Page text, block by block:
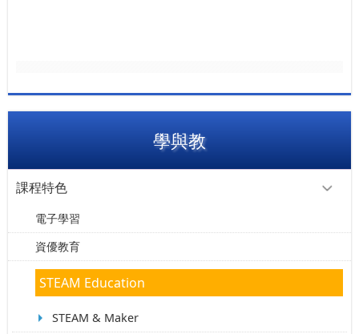
學與教
課程特色
電子學習
資優教育
STEAM Education
STEAM & Maker